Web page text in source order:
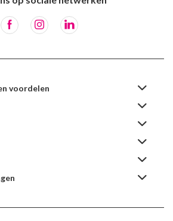
voordelen